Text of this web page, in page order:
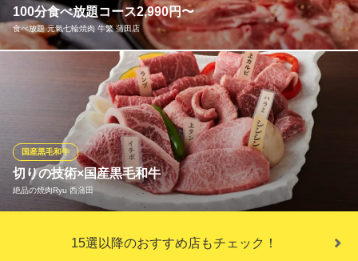
牛タン食べ放題 牛道楽 蒲田駅前店
蒲田 焼肉
ＪＲ京浜東北線蒲田駅 徒歩3分
東京都大田区西蒲田8-2-1 西蒲田スカイハイツ1F
100分食べ放題コース2,990円〜
食べ放題 元氣七輪焼肉 牛繁 蒲田店
牛・豚・鶏肉はもちろん、お食事や一品料理などのサイドメニュ
ー、「味変」アイテムが楽める充実した食べ放題コースは、驚き
の制限時間「100分間」！！人気アイテム「元氣カルビ」をはじ
め、「5本の柱」など当店の売れ筋アイテムを揃えた食べ放題コー
スは3種類！各種宴会や食事会、女子会でも！お楽しみください！
食べ放題 元氣七輪焼肉 牛繁 蒲田店
焼肉食べ放題飲み放題
切りの技術×国産黒毛和牛
絶品の焼肉Ryu 西蒲田
国産黒毛和牛
【国産黒毛和牛の牝牛のみを使用】 牝牛は雄牛に比べ脂の融点が
低く、口に入れた途端ほどける甘味と風味を味わえます。その上
15選以降のおすすめ店もチェック！